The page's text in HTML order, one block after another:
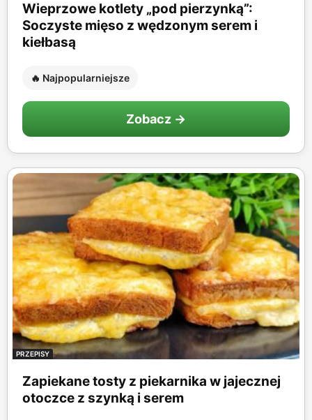
Wieprzowe kotlety „pod pierzynką”:
Soczyste mięso z wędzonym serem i
kiełbasą
🔥 Najpopularniejsze
Zobacz →
PRZEPISY
Zapiekane tosty z piekarnika w jajecznej
otoczce z szynką i serem